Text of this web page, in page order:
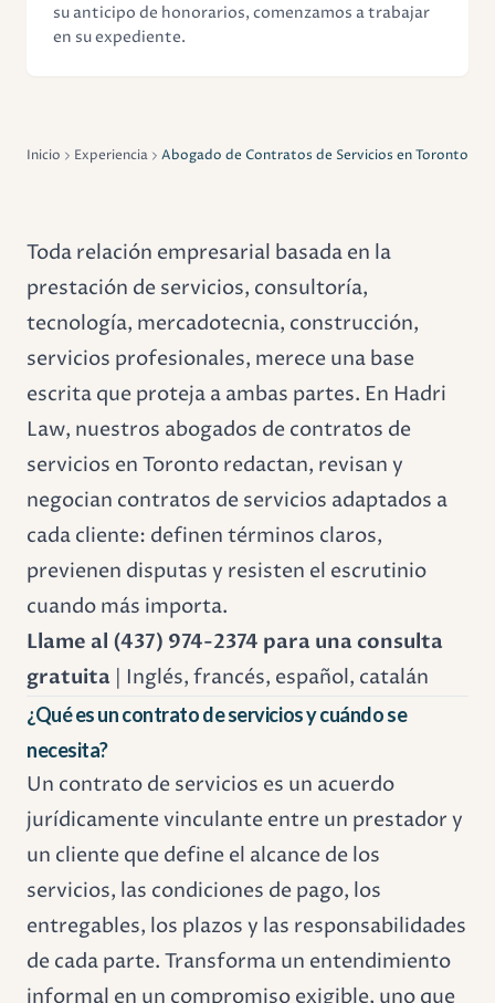
su anticipo de honorarios, comenzamos a trabajar
en su expediente.
Inicio Experiencia Abogado de Contratos de Servicios en Toronto
Toda relación empresarial basada en la
prestación de servicios, consultoría,
tecnología, mercadotecnia, construcción,
servicios profesionales, merece una base
escrita que proteja a ambas partes. En Hadri
Law, nuestros abogados de contratos de
servicios en Toronto redactan, revisan y
negocian contratos de servicios adaptados a
cada cliente: definen términos claros,
previenen disputas y resisten el escrutinio
cuando más importa.
Llame al (437) 974-2374 para una consulta
gratuita | Inglés, francés, español, catalán
¿Qué es un contrato de servicios y cuándo se
necesita?
Un contrato de servicios es un acuerdo
jurídicamente vinculante entre un prestador y
un cliente que define el alcance de los
servicios, las condiciones de pago, los
entregables, los plazos y las responsabilidades
de cada parte. Transforma un entendimiento
informal en un compromiso exigible, uno que